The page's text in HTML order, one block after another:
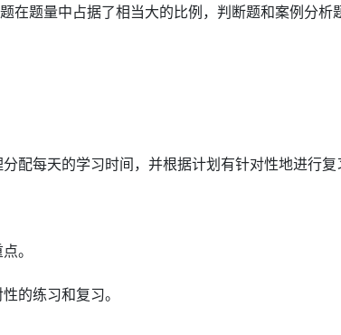
在题量中占据了相当大的比例，判断题和案例分析
配每天的学习时间，并根据计划有针对性地进行复
。
的练习和复习。